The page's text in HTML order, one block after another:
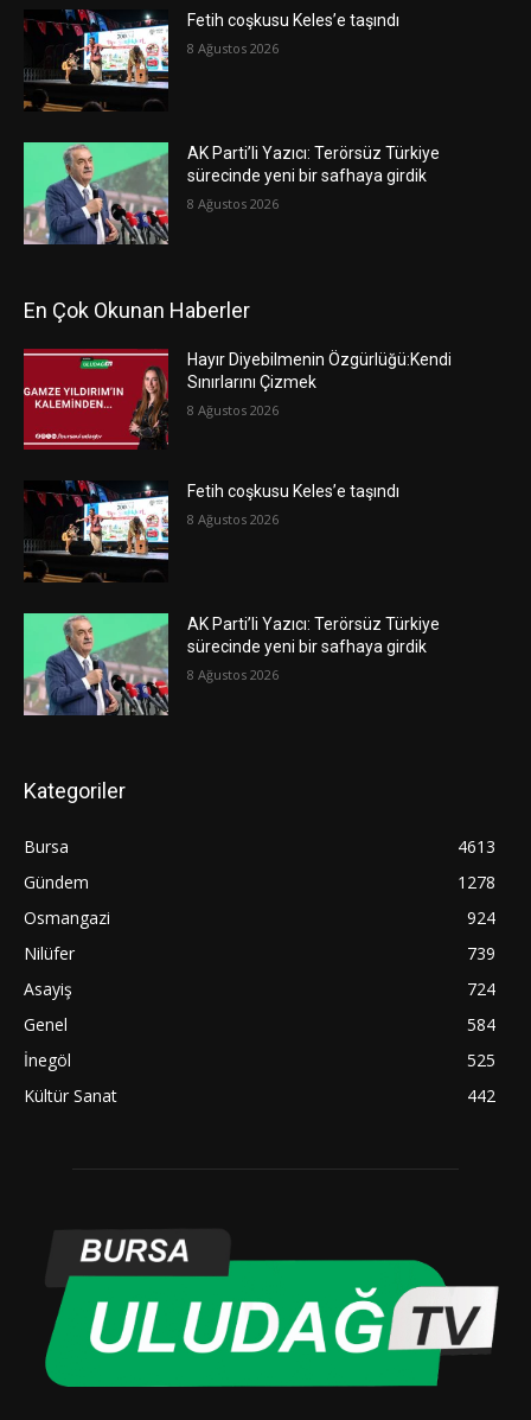
Fetih coşkusu Keles’e taşındı
8 Ağustos 2026
AK Parti’li Yazıcı: Terörsüz Türkiye
sürecinde yeni bir safhaya girdik
8 Ağustos 2026
En Çok Okunan Haberler
Hayır Diyebilmenin Özgürlüğü:Kendi
Sınırlarını Çizmek
8 Ağustos 2026
Fetih coşkusu Keles’e taşındı
8 Ağustos 2026
AK Parti’li Yazıcı: Terörsüz Türkiye
sürecinde yeni bir safhaya girdik
8 Ağustos 2026
Kategoriler
Bursa
4613
Gündem
1278
Osmangazi
924
Nilüfer
739
Asayiş
724
Genel
584
İnegöl
525
Kültür Sanat
442